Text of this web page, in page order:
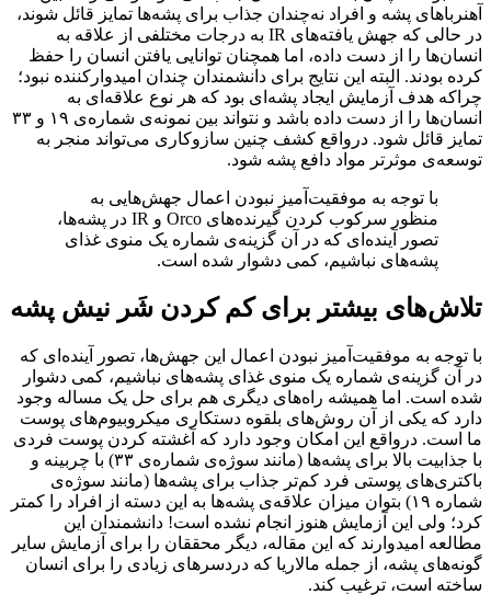
آهنرباهای پشه و افراد نه‌چندان جذاب برای پشه‌ها تمایز قائل شوند،
در حالی که جهش یافته‌های IR به درجات مختلفی از علاقه به
انسان‌ها را از دست داده‌، اما همچنان توانایی یافتن انسان را حفظ
کرده‌‌ بودند. البته این نتایج برای دانشمندان چندان امیدوارکننده نبود؛
چراکه هدف آزمایش ایجاد پشه‌ای بود که هر نوع علاقه‌ای به
انسان‌ها را از دست داده باشد و نتواند بین نمونه‌ی شماره‌ی ۱۹ و ۳۳
تمایز قائل شود. درواقع کشف چنین سازوکاری می‌تواند منجر به
توسعه‌ی موثرتر مواد دافع پشه‌ شود.
با توجه به موفقیت‌آمیز نبودن اعمال جهش‌هایی به
منظور سرکوب کردن گیرنده‌های Orco و IR در پشه‌ها،
تصور آینده‌ای که در آن گزینه‌ی شماره یک منوی غذای
پشه‌های نباشیم، کمی دشوار شده است.
تلاش‌های بیشتر برای کم کردن شَر نیش پشه
با توجه به موفقیت‌آمیز نبودن اعمال این جهش‌ها، تصور آینده‌ای که
در آن گزینه‌ی شماره یک منوی غذای پشه‌های نباشیم، کمی دشوار
شده است. اما همیشه راه‌های دیگری هم برای حل یک مساله وجود
دارد که یکی از آن روش‌های بلقوه دستکاری میکروبیوم‌های پوست
ما است. درواقع این امکان وجود دارد که آغشته‌ کردن پوست فردی
با جذابیت بالا برای پشه‌ها (مانند سوژه‌ی شماره‌ی ۳۳) با چربینه و
باکتری‌های پوستی فرد کم‌تر جذاب برای پشه‌ها (مانند سوژه‌ی
شماره ۱۹) بتوان میزان علاقه‌ی پشه‌ها به این دسته از افراد را کمتر
کرد؛ ولی این آزمایش هنوز انجام نشده است! دانشمندان این
مطالعه امیدوارند که این مقاله، دیگر محققان را برای آزمایش سایر
گونه‌های پشه، از جمله مالاریا که دردسرهای زیادی را برای انسان
ساخته است، ترغیب کند.